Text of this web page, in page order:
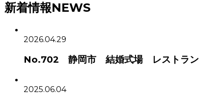
新着情報NEWS
2026.04.29
No.702 静岡市 結婚式場 レストラン
2025.06.04